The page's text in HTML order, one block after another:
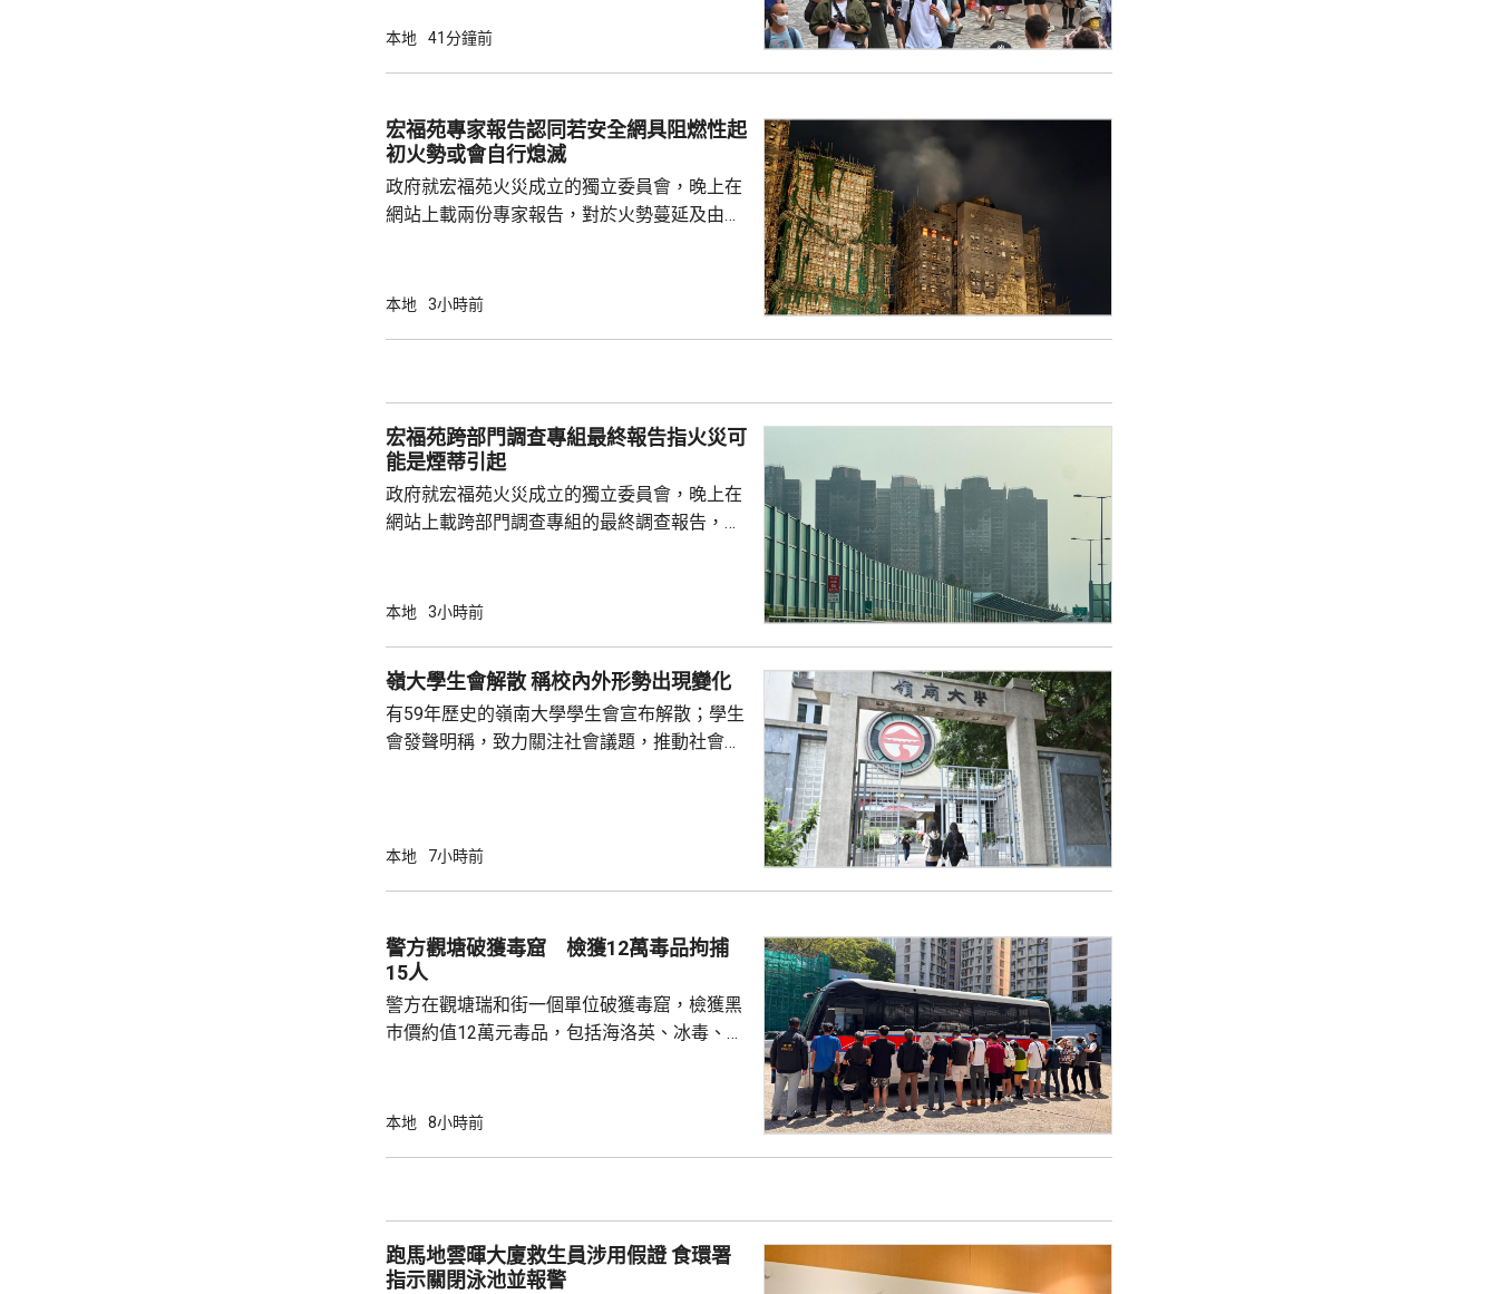
客有一定消費力，問題是如何令他們留港更
元，已經很不容易，加上本港過境客增加，人
均消費下降是正常。 疫情後旅客模式轉變，旅
客來港不只購物，更追求體驗式...
本地 41分鐘前
宏福苑專家報告認同若安全網具阻燃性起
初火勢或會自行熄滅
政府就宏福苑火災成立的獨立委員會，晚上在
網站上載兩份專家報告，對於火勢蔓延及由此
會自行熄滅，從而避免火勢蔓延，受波及的建
房內部溫度升至攝氏340至370度。沒有使用
發泡膠板的內部溫度則維持在100度...
本地 3小時前
宏福苑跨部門調查專組最終報告指火災可
能是煙蒂引起
政府就宏福苑火災成立的獨立委員會，晚上在
網站上載跨部門調查專組的最終調查報告，指
高達2米，包括安全網，以及遮蓋窗戶的發泡
能是意外事故，起因可能是點燃的煙蒂燒著起
火地點的可燃物料。現場並發現兩個煙蒂。 受
火勢蔓延影響，宏福苑共有924個...
本地 3小時前
嶺大學生會解散 稱校內外形勢出現變化
有59年歷史的嶺南大學學生會宣布解散；學生
會發聲明稱，致力關注社會議題，推動社會進
承認學生會，導致學生會無法在校內提供服
生會完全失去運作空間。 對於近年多間院校學
生會相繼解散，他認為是學界以至...
本地 7小時前
警方觀塘破獲毒窟 檢獲12萬毒品拘捕
15人
警方在觀塘瑞和街一個單位破獲毒窟，檢獲黑
巿價約值12萬元毒品，包括海洛英、冰毒、含
營毒窟及販運危險藥物，另外13男1女，年齡
本地 8小時前
跑馬地雲暉大廈救生員涉用假證 食環署
指示關閉泳池並報警